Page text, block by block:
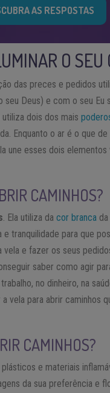
AS RESPOSTAS
O SEU
das preces e pedidos
Deus) e com o seu Eu
utiliza dois dos mais
Enquanto o ar é o que
une esses dois
CAMINHOS?
. Ela utiliza dacor branca
e tranquilidade para que
e fazer os seus
saber como agir
no dinheiro, na
vela para abrir caminhos
CAMINHOS?
e materiais
da sua preferência e